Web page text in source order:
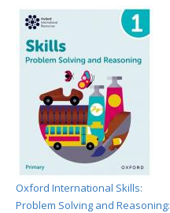
Oxford International Skills:
Problem Solving and Reasoning: